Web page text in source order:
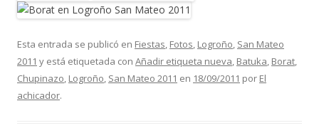
Esta entrada se publicó en Fiestas, Fotos, Logroño, San Mateo
2011 y está etiquetada con Añadir etiqueta nueva, Batuka, Borat,
Chupinazo, Logroño, San Mateo 2011 en 18/09/2011 por El
achicador.